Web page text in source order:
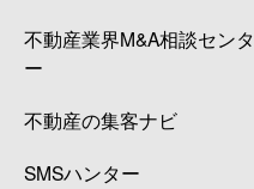
不動産業界M&A相談センタ
ー
不動産の集客ナビ
SMSハンター